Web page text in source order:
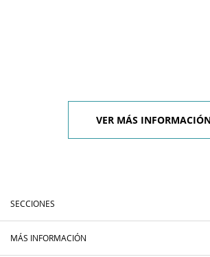
VER MÁS
SECCIONES
MÁS INFORMACIÓN